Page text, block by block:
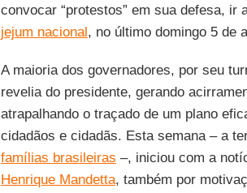
convocar “protestos” em sua defesa, ir
jejum nacional, no último domingo 5 de
A maioria dos governadores, por seu
revelia do presidente, gerando
atrapalhando o traçado de um plano
cidadãos e cidadãs. Esta semana – a
famílias brasileiras –, iniciou com a
Henrique Mandetta, também por